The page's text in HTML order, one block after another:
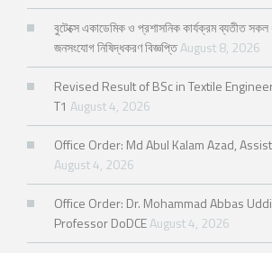
বুটেক্সে একাডেমিক ও প্রশাসনিক কার্যক্রম ব্যতীত
জনসংযোগ নিষিদ্ধকরণ বিজ্ঞপ্তিAugust 8, 2026
Revised Result of BSc in Textile
T1 August 4, 2026
Office Order: Md Abul Kalam Azad,
August 4, 2026
Office Order: Dr. Mohammad Abbas
Professor DoDCEAugust 4, 2026